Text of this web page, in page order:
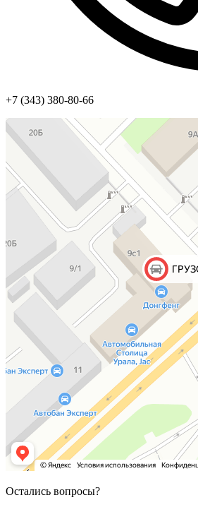
+7 (343) 380-80-66
Остались вопросы?